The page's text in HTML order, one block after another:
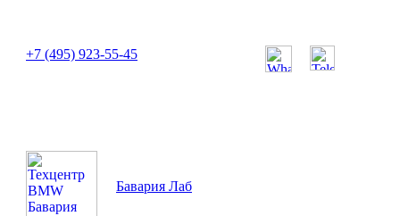
+7 (495) 923-55-45
Бавария Лаб